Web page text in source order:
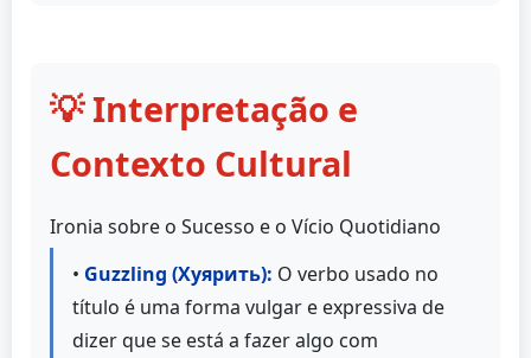
💡 Interpretação e
Contexto Cultural
Ironia sobre o Sucesso e o Vício Quotidiano
• Guzzling (Хуярить): O verbo usado no
título é uma forma vulgar e expressiva de
dizer que se está a fazer algo com